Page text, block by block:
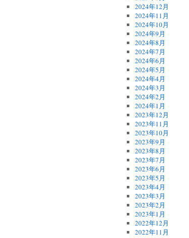
2024年12月
2024年11月
2024年10月
2024年9月
2024年8月
2024年7月
2024年6月
2024年5月
2024年4月
2024年3月
2024年2月
2024年1月
2023年12月
2023年11月
2023年10月
2023年9月
2023年8月
2023年7月
2023年6月
2023年5月
2023年4月
2023年3月
2023年2月
2023年1月
2022年12月
2022年11月